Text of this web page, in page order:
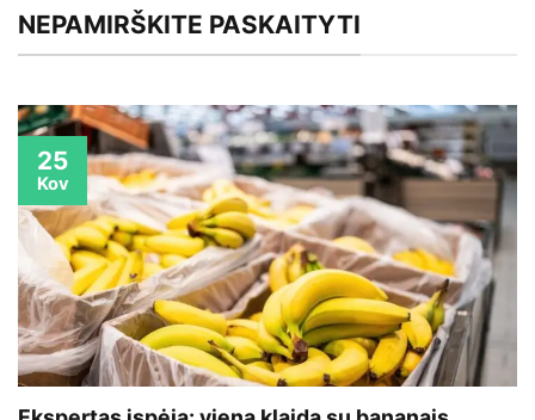
NEPAMIRŠKITE PASKAITYTI
25
Kov